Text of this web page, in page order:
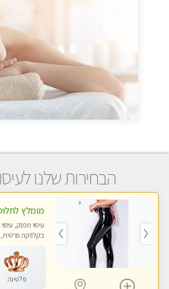
הבחירות שלנו
עיסוי מפנק,
בקלניקה
פלטינה